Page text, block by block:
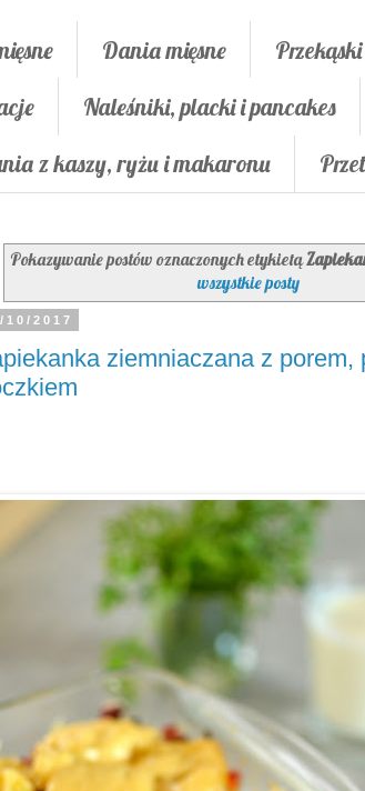
Dania mięsne
Naleśniki, placki i pancakes
z kaszy, ryżu i makaronu
Pokazywanie postów oznaczonych etykietą
wszystkie posty
10/2017
ziemniaczana z porem,